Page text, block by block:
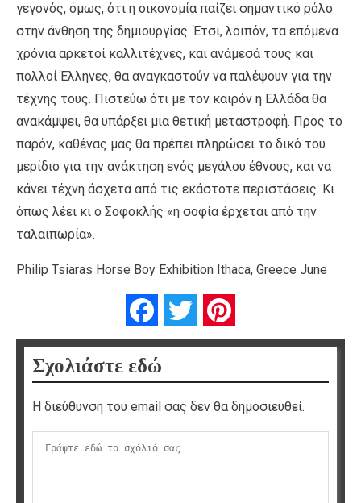
γεγονός, όμως, ότι η οικονομία παίζει σημαντικό ρόλο
στην άνθηση της δημιουργίας. Έτσι, λοιπόν, τα επόμενα
χρόνια αρκετοί καλλιτέχνες, και ανάμεσά τους και
πολλοί Έλληνες, θα αναγκαστούν να παλέψουν για την
τέχνης τους. Πιστεύω ότι με τον καιρόν η Ελλάδα θα
ανακάμψει, θα υπάρξει μια θετική μεταστροφή. Προς το
παρόν, καθένας μας θα πρέπει πληρώσει το δικό του
μερίδιο για την ανάκτηση ενός μεγάλου έθνους, και να
κάνει τέχνη άσχετα από τις εκάστοτε περιστάσεις. Κι
όπως λέει κι ο Σοφοκλής «η σοφία έρχεται από την
ταλαιπωρία».
Philip Tsiaras Horse Boy Exhibition Ithaca, Greece June
FacebookTwitter
Σχολιάστε εδώ
Η διεύθυνση του email σας δεν θα δημοσιευθεί.